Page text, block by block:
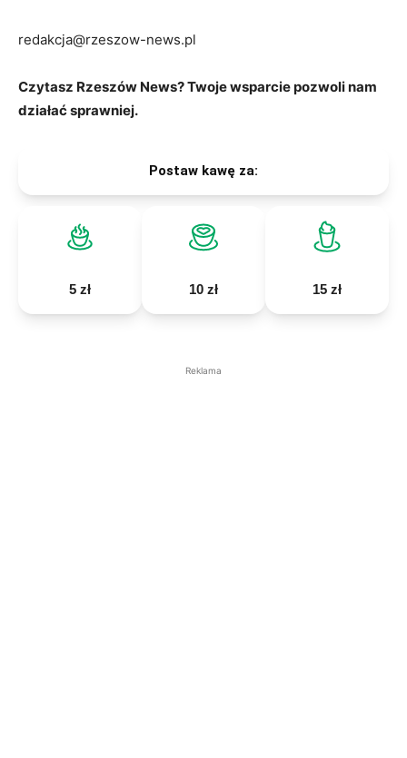
redakcja@rzeszow-news.pl
Czytasz Rzeszów News? Twoje wsparcie pozwoli nam
działać sprawniej.
Postaw kawę za:
5 zł 10 zł 15 zł
Reklama